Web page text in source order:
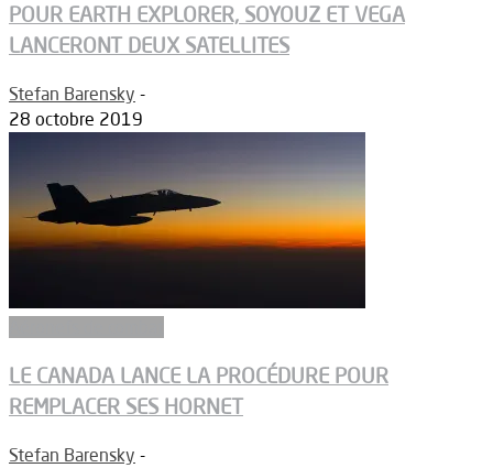
POUR EARTH EXPLORER, SOYOUZ ET VEGA
LANCERONT DEUX SATELLITES
Stefan Barensky -
28 octobre 2019
LE CANADA LANCE LA PROCÉDURE POUR
REMPLACER SES HORNET
Stefan Barensky -